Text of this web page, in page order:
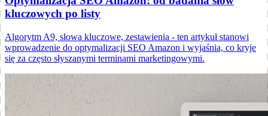
kluczowych po listy
Algorytm A9, słowa kluczowe, zestawienia - ten artykuł stanowi
wprowadzenie do optymalizacji SEO Amazon i wyjaśnia, co kryje
się za często słyszanymi terminami marketingowymi.